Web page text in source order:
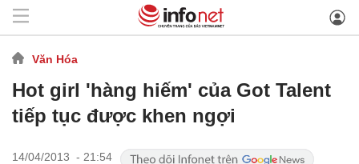
Văn Hóa
Hot girl 'hàng hiếm' của Got Talent
tiếp tục được khen ngợi
14/04/2013 - 21:54